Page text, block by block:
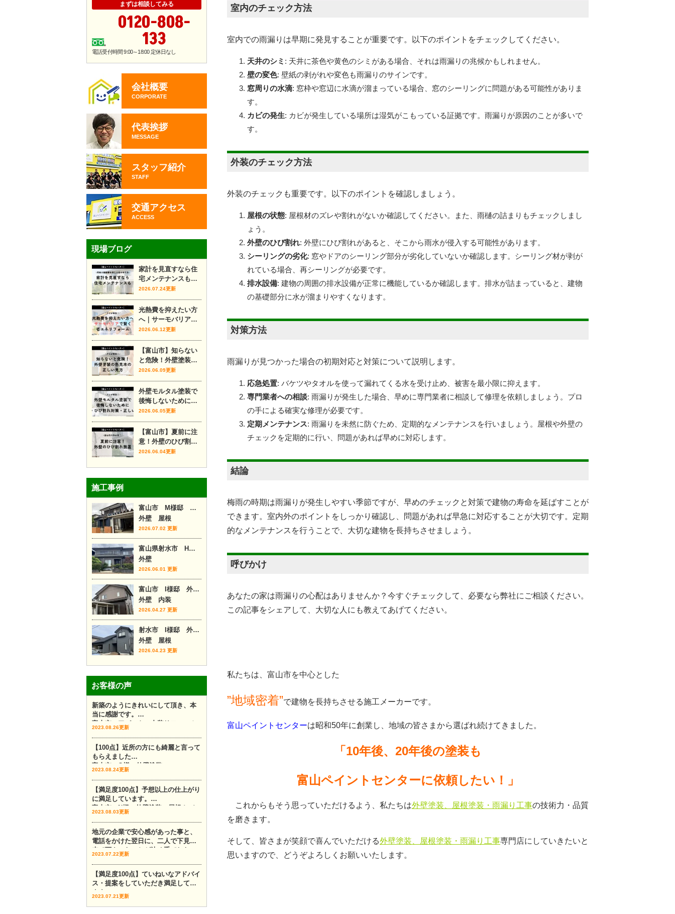
室内のチェック方法
室内での雨漏りは早期に発見することが重要です。以下のポイントをチェックしてください。
天井のシミ : 天井に茶色や黄色のシミがある場合、それは雨漏りの兆候かもしれません。
壁の変色: 壁紙の剥がれや変色も雨漏りのサインです。
窓周りの水滴: 窓枠や窓辺に水滴が溜まっている場合、窓のシーリングに問題がある可能性がありま
す。
カビの発生: カビが発生している場所は湿気がこもっている証拠です。雨漏りが原因のことが多いで
す。
外装のチェック方法
外装のチェックも重要です。以下のポイントを確認しましょう。
屋根の状態: 屋根材のズレや割れがないか確認してください。また、雨樋の詰まりもチェックしまし
ょう。
外壁のひび割れ: 外壁にひび割れがあると、そこから雨水が侵入する可能性があります。
シーリングの劣化: 窓やドアのシーリング部分が劣化していないか確認します。シーリング材が剥が
れている場合、再シーリングが必要です。
排水設備: 建物の周囲の排水設備が正常に機能しているか確認します。排水が詰まっていると、建物
の基礎部分に水が溜まりやすくなります。
対策方法
雨漏りが見つかった場合の初期対応と対策について説明します。
応急処置: バケツやタオルを使って漏れてくる水を受け止め、被害を最小限に抑えます。
専門業者への相談: 雨漏りが発生した場合、早めに専門業者に相談して修理を依頼しましょう。プロ
の手による確実な修理が必要です。
定期メンテナンス: 雨漏りを未然に防ぐため、定期的なメンテナンスを行いましょう。屋根や外壁の
チェックを定期的に行い、問題があれば早めに対応します。
結論
梅雨の時期は雨漏りが発生しやすい季節ですが、早めのチェックと対策で建物の寿命を延ばすことが
できます。室内外のポイントをしっかり確認し、問題があれば早急に対応することが大切です。定期
的なメンテナンスを行うことで、大切な建物を長持ちさせましょう。
呼びかけ
あなたの家は雨漏りの心配はありませんか？今すぐチェックして、必要なら弊社にご相談ください。
この記事をシェアして、大切な人にも教えてあげてください。
私たちは、富山市を中心とした
”地域密着”で建物を長持ちさせる施工メーカーです。
富山ペイントセンターは昭和50年に創業し、地域の皆さまから選ばれ続けてきました。
「10年後、20年後の塗装も
富山ペイントセンターに依頼したい！」
これからもそう思っていただけるよう、私たちは外壁塗装、屋根塗装・雨漏り工事の技術力・品質
を磨きます。
そして、皆さまが笑顔で喜んでいただける外壁塗装、屋根塗装・雨漏り工事専門店にしていきたいと
思いますので、どうぞよろしくお願いいたします。
まずは相談してみる
0120-808-
133
電話受付時間 9:00～18:00 定休日なし
会社概要
CORPORATE
代表挨拶
MESSAGE
スタッフ紹介
STAFF
交通アクセス
ACCESS
現場ブログ
家計を見直すなら住
宅メンテナンスも｜
将来の修繕費を抑え
る家の守り方
2026.07.24更新
光熱費を抑えたい方
へ｜サーモバリアで
賢く省エネリフォー
ム
2026.06.12更新
【富山市】知らない
と危険！外壁塗装の
色見本の正しい見方
2026.06.09更新
外壁モルタル塗装で
後悔しないために｜
費用・ひび割れ対
策・正しい時期をプ
ロが解説
2026.06.05更新
【富山市】夏前に注
意！外壁のひび割れ
放置
2026.06.04更新
施工事例
富山市 M様邸 外壁カバー工事
外壁 屋根
2026.07.02 更新
富山県射水市 H様邸
外壁
2026.06.01 更新
富山市 I様邸 外壁塗装・内装リフォーム
外壁 内装
2026.04.27 更新
射水市 I様邸 外壁塗装・屋根カバー
外壁 屋根
2026.04.23 更新
お客様の声
新築のようにきれいにして頂き、本
当に感謝です。
富山市 アパート 内装リフォーム
2023.08.26更新
【100点】近所の方にも綺麗と言って
もらえました
富山市 O様 外壁塗装
2023.08.24更新
【満足度100点】予想以上の仕上がり
に満足しています。
富山市 N様 外壁塗装 屋根カバー
2023.08.03更新
地元の企業で安心感があった事と、
電話をかけた翌日に、二人で下見に
来て下さったことが決め手でした。
富山市 外壁塗装 外壁カバー
2023.07.22更新
【満足度100点】ていねいなアドバイ
ス・提案をしていただき満足してい
ます。
富山市 外壁塗装 Y様
2023.07.21更新